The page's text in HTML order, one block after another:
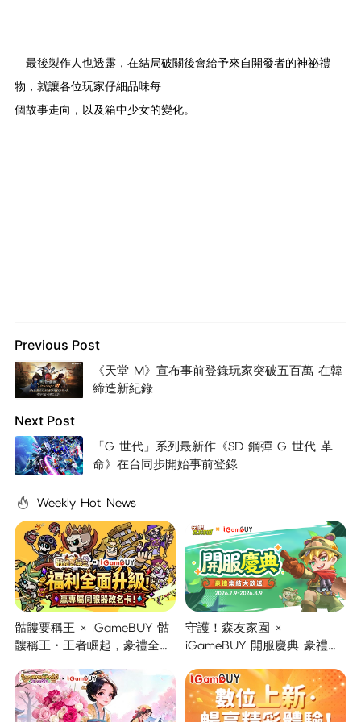
最後製作人也透露，在結局破關後會給予來自開發者的神祕禮
物，就讓各位玩家仔細品味每
個故事走向，以及箱中少女的變化。
Previous Post
《天堂 M》宣布事前登錄玩家突破五百萬 在韓
締造新紀錄
Next Post
「G 世代」系列最新作《SD 鋼彈 G 世代 革
命》在台同步開始事前登錄
Weekly Hot News
骷髏要稱王 × iGameBUY 骷
髏稱王・王者崛起，豪禮全面
守護！森友家園 ×
iGameBUY 開服慶典 豪禮集